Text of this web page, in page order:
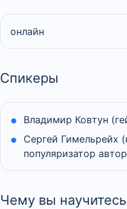
онлайн
Спикеры
Владимир Ковтун
Сергей Гимельрейх
популяризатор
Чему вы научитесь